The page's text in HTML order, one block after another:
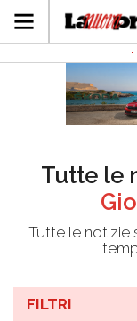
Tutte le
Tutte le notizie
FILTRI